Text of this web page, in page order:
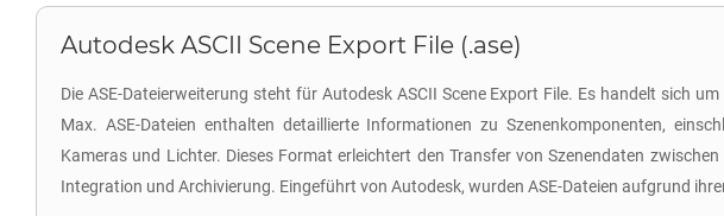
Autodesk ASCII Scene Export File (.ase)
Die ASE-Dateierweiterung steht für Autodesk ASCII Scene Export File. Es handelt sich
Max. ASE-Dateien enthalten detaillierte Informationen zu Szenenkomponenten,
Kameras und Lichter. Dieses Format erleichtert den Transfer von Szenendaten
Integration und Archivierung. Eingeführt von Autodesk, wurden ASE-Dateien aufgrund